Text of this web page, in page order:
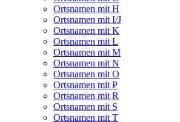
Ortsnamen mit H
Ortsnamen mit I/J
Ortsnamen mit K
Ortsnamen mit L
Ortsnamen mit M
Ortsnamen mit N
Ortsnamen mit O
Ortsnamen mit P
Ortsnamen mit R
Ortsnamen mit S
Ortsnamen mit T